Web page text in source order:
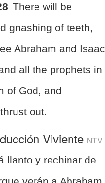
There will be
gnashing of teeth,
Abraham and Isaac
all the prophets in
of God, and
out.
Viviente NTV
llanto y rechinar de
verán a Abraham